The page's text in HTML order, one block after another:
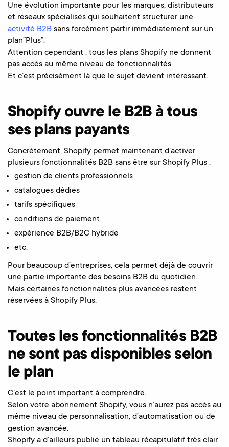
Une évolution importante pour les marques, distributeurs
et réseaux spécialisés qui souhaitent structurer une
activité B2B sans forcément partir immédiatement sur un
plan”Plus”.
Attention cependant : tous les plans Shopify ne donnent
pas accès au même niveau de fonctionnalités.
Et c’est précisément là que le sujet devient intéressant.
Shopify ouvre le B2B à tous
ses plans payants
Concrètement, Shopify permet maintenant d’activer
plusieurs fonctionnalités B2B sans être sur Shopify Plus :
gestion de clients professionnels
catalogues dédiés
tarifs spécifiques
conditions de paiement
expérience B2B/B2C hybride
etc.
Pour beaucoup d’entreprises, cela permet déjà de couvrir
une partie importante des besoins B2B du quotidien.
Mais certaines fonctionnalités plus avancées restent
réservées à Shopify Plus.
Toutes les fonctionnalités B2B
ne sont pas disponibles selon
le plan
C’est le point important à comprendre.
Selon votre abonnement Shopify, vous n’aurez pas accès au
même niveau de personnalisation, d’automatisation ou de
gestion avancée.
Shopify a d’ailleurs publié un tableau récapitulatif très clair